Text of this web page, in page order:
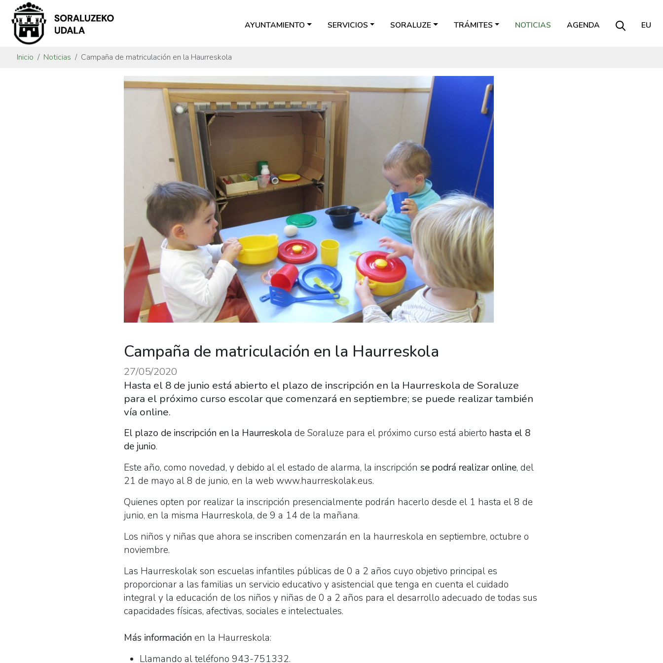
AYUNTAMIENTO SERVICIOS SORALUZE TRÁMITES NOTICIAS AGENDA EU
Inicio Noticias Campaña de matriculación en la Haurreskola
Campaña de matriculación en la Haurreskola
27/05/2020
Hasta el 8 de junio está abierto el plazo de inscripción en la Haurreskola de Soraluze
para el próximo curso escolar que comenzará en septiembre; se puede realizar también
vía online.
El plazo de inscripción en la Haurreskola de Soraluze para el próximo curso está abierto hasta el 8
de junio.
Este año, como novedad, y debido al el estado de alarma, la inscripción se podrá realizar online, del
21 de mayo al 8 de junio, en la web www.haurreskolak.eus.
Quienes opten por realizar la inscripción presencialmente podrán hacerlo desde el 1 hasta el 8 de
junio, en la misma Haurreskola, de 9 a 14 de la mañana.
Los niños y niñas que ahora se inscriben comenzarán en la haurreskola en septiembre, octubre o
noviembre.
Las Haurreskolak son escuelas infantiles públicas de 0 a 2 años cuyo objetivo principal es
proporcionar a las familias un servicio educativo y asistencial que tenga en cuenta el cuidado
integral y la educación de los niños y niñas de 0 a 2 años para el desarrollo adecuado de todas sus
capacidades físicas, afectivas, sociales e intelectuales.
Más información en la Haurreskola:
Llamando al teléfono 943-751332.